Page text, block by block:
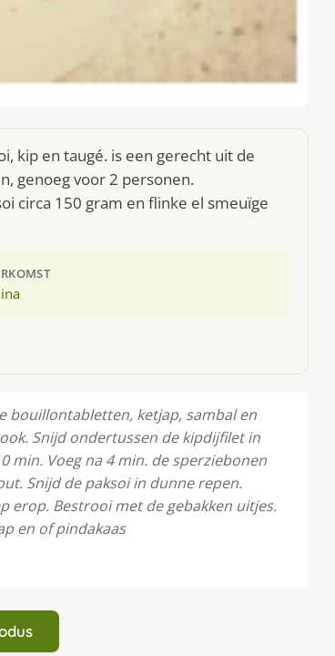
kip en taugé. is een gerecht uit de
genoeg voor 2 personen.
circa 150 gram en flinke el smeuïge
bouillontabletten, ketjap, sambal en
Snĳd ondertussen de kipdĳfilet in
min. Voeg na 4 min. de sperziebonen
Snĳd de paksoi in dunne repen.
erop. Bestrooi met de gebakken uitjes.
en of pindakaas